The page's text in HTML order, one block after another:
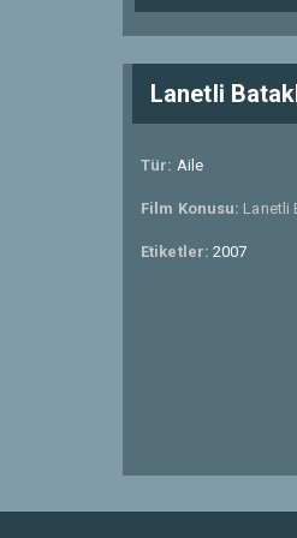
Lanetli
Tür: Aile
Film Konusu: Lanetli
Etiketler:2007